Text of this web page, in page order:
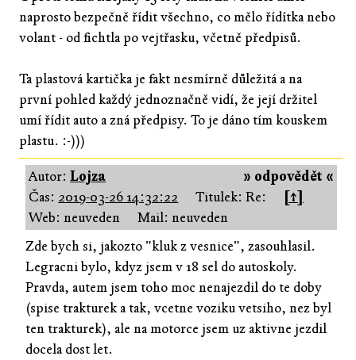
naprosto bezpečně řídit všechno, co mělo řídítka nebo
volant - od fichtla po vejtřasku, včetně předpisů.
Ta plastová kartička je fakt nesmírně důležitá a na
první pohled každý jednoznačně vidí, že její držitel
umí řídit auto a zná předpisy. To je dáno tím kouskem
plastu. :-)))
» odpovědět «
Autor:Lojza
Čas: 2019-03-26 14:32:22 Titulek: Re:
[↑]
Web: neuveden
Mail: neuveden
Zde bych si, jakozto "kluk z vesnice", zasouhlasil.
Legracni bylo, kdyz jsem v 18 sel do autoskoly.
Pravda, autem jsem toho moc nenajezdil do te doby
(spise trakturek a tak, vcetne voziku vetsiho, nez byl
ten trakturek), ale na motorce jsem uz aktivne jezdil
docela dost let.